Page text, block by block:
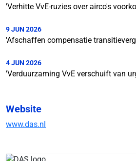
'Verhitte VvE-ruzies over airco's
9 JUN 2026
'Afschaffen compensatie
4 JUN 2026
'Verduurzaming VvE verschuift van
Website
www.das.nl